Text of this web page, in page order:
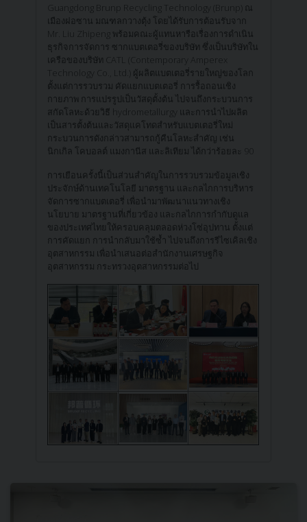
Guangdong Brunp Recycling Technology (Brunp) ณ
เมืองฝอซาน มณฑลกวางตุ้ง โดยได้รับการต้อนรับจาก
Mr. Liu Zhipeng พร้อมคณะผู้แทนหารือเรื่องการดำเนิน
ธุรกิจการจัดการ ซากแบตเตอรี่ของบริษัท ซึ่งเป็นบริษัทใน
เครือของบริษัท CATL (Contemporary Amperex
Technology Co., Ltd.) ผู้ผลิตแบตเตอรี่รายใหญ่ของโลก
ตั้งแต่การรวบรวม คัดแยกแบตเตอรี่ การรื้อถอนเชิง
กายภาพ การแปรรูปเป็นวัสดุตั้งต้น ไปจนถึงกระบวนการ
สกัดโลหะด้วยวิธี hydrometallurgy และการนำไปผลิต
เป็นสารตั้งต้นและวัสดุแคโทดสำหรับแบตเตอรี่ใหม่
กระบวนการดังกล่าวสามารถกู้คืนโลหะสำคัญ เช่น
นิกเกิล โคบอลต์ แมงกานีส และลิเทียม ได้กว่าร้อยละ 90
การเยือนครั้งนี้เป็นส่วนสำคัญในการรวบรวมข้อมูลเชิง
ประจักษ์ด้านเทคโนโลยี มาตรฐาน และกลไกการบริหาร
จัดการซากแบตเตอรี่ เพื่อนำมาพัฒนาแนวทางเชิง
นโยบาย มาตรฐานที่เกี่ยวข้อง และกลไกการกำกับดูแล
ของประเทศไทยให้ครอบคลุมตลอดห่วงโซ่อุปทาน ตั้งแต่
การคัดแยก การนำกลับมาใช้ซ้ำ ไปจนถึงการรีไซเคิลเชิง
อุตสาหกรรม เพื่อนำเสนอต่อสำนักงานเศรษฐกิจ
อุตสาหกรรม กระทรวงอุตสาหกรรมต่อไป